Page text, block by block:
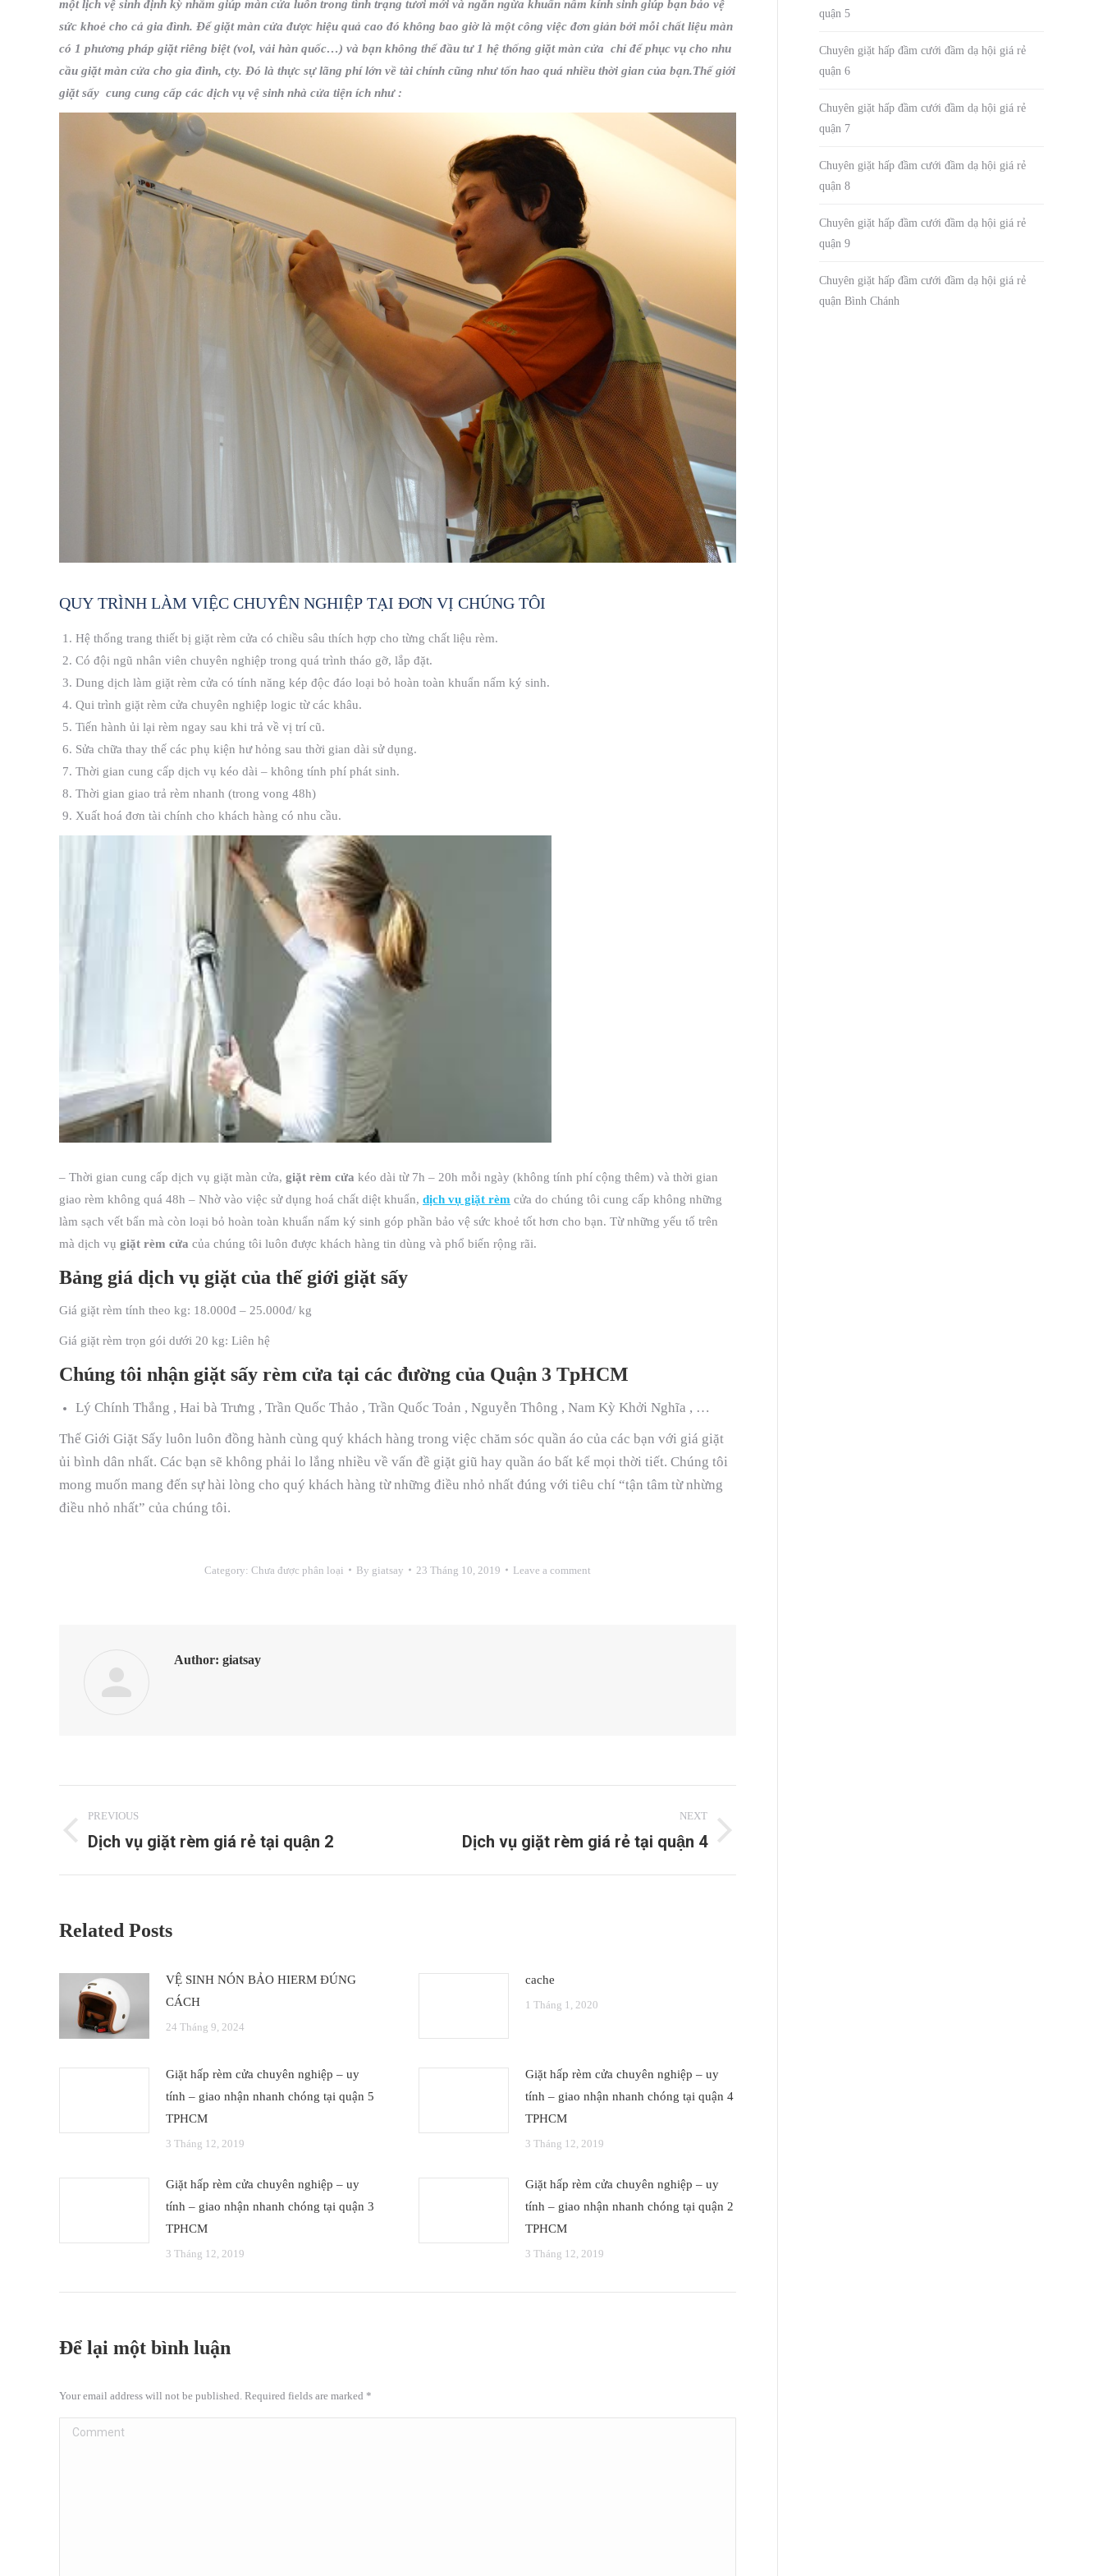
một lịch vệ sinh định kỳ nhằm giúp màn cửa luôn trong tình trạng tươi mới và ngăn ngừa khuẩn nấm kính sinh giúp bạn bảo vệ
sức khoẻ cho cả gia đình. Để giặt màn cửa được hiệu quả cao đó không bao giờ là một công việc đơn giản bởi mỗi chất liệu màn
có 1 phương pháp giặt riêng biệt (vol, vải hàn quốc…) và bạn không thể đầu tư 1 hệ thống giặt màn cửa chỉ để phục vụ cho nhu
cầu giặt màn cửa cho gia đình, cty. Đó là thực sự lãng phí lớn về tài chính cũng như tốn hao quá nhiều thời gian của bạn.Thế giới
giặt sấy cung cung cấp các dịch vụ vệ sinh nhà cửa tiện ích như :
QUY TRÌNH LÀM VIỆC CHUYÊN NGHIỆP TẠI ĐƠN VỊ CHÚNG TÔI
Hệ thống trang thiết bị giặt rèm cửa có chiều sâu thích hợp cho từng chất liệu rèm.
Có đội ngũ nhân viên chuyên nghiệp trong quá trình tháo gỡ, lắp đặt.
Dung dịch làm giặt rèm cửa có tính năng kép độc đáo loại bỏ hoàn toàn khuẩn nấm ký sinh.
Qui trình giặt rèm cửa chuyên nghiệp logic từ các khâu.
Tiến hành ủi lại rèm ngay sau khi trả về vị trí cũ.
Sửa chữa thay thế các phụ kiện hư hỏng sau thời gian dài sử dụng.
Thời gian cung cấp dịch vụ kéo dài – không tính phí phát sinh.
Thời gian giao trả rèm nhanh (trong vong 48h)
Xuất hoá đơn tài chính cho khách hàng có nhu cầu.
– Thời gian cung cấp dịch vụ giặt màn cửa, giặt rèm cửa kéo dài từ 7h – 20h mỗi ngày (không tính phí cộng thêm) và thời gian
giao rèm không quá 48h – Nhờ vào việc sử dụng hoá chất diệt khuẩn, dịch vụ giặt rèm cửa do chúng tôi cung cấp không những
làm sạch vết bẩn mà còn loại bỏ hoàn toàn khuẩn nấm ký sinh góp phần bảo vệ sức khoẻ tốt hơn cho bạn. Từ những yếu tố trên
mà dịch vụ giặt rèm cửa của chúng tôi luôn được khách hàng tin dùng và phổ biến rộng rãi.
Bảng giá dịch vụ giặt của thế giới giặt sấy
Giá giặt rèm tính theo kg: 18.000đ – 25.000đ/ kg
Giá giặt rèm trọn gói dưới 20 kg: Liên hệ
Chúng tôi nhận giặt sấy rèm cửa tại các đường của Quận 3 TpHCM
Lý Chính Thắng , Hai bà Trưng , Trần Quốc Thảo , Trần Quốc Toản , Nguyễn Thông , Nam Kỳ Khởi Nghĩa , …
Thế Giới Giặt Sấy luôn luôn đồng hành cùng quý khách hàng trong việc chăm sóc quần áo của các bạn với giá giặt
ủi bình dân nhất. Các bạn sẽ không phải lo lắng nhiều về vấn đề giặt giũ hay quần áo bất kể mọi thời tiết. Chúng tôi
mong muốn mang đến sự hài lòng cho quý khách hàng từ những điều nhỏ nhất đúng với tiêu chí “tận tâm từ nhừng
điều nhỏ nhất” của chúng tôi.
Category: Chưa được phân loại By giatsay 23 Tháng 10, 2019 Leave a comment
Author: giatsay
NAVIGATION
PREVIOUS
Previous
Dịch vụ giặt rèm giá rẻ tại quận 2
NEXT
Dịch vụ giặt rèm giá rẻ tại quận 4
Related Posts
VỆ SINH NÓN BẢO HIERM ĐÚNG
CÁCH
24 Tháng 9, 2024
cache
1 Tháng 1, 2020
Giặt hấp rèm cửa chuyên nghiệp – uy
tính – giao nhận nhanh chóng tại quận 5
TPHCM
3 Tháng 12, 2019
Giặt hấp rèm cửa chuyên nghiệp – uy
tính – giao nhận nhanh chóng tại quận 4
TPHCM
3 Tháng 12, 2019
Giặt hấp rèm cửa chuyên nghiệp – uy
tính – giao nhận nhanh chóng tại quận 3
TPHCM
3 Tháng 12, 2019
Giặt hấp rèm cửa chuyên nghiệp – uy
tính – giao nhận nhanh chóng tại quận 2
TPHCM
3 Tháng 12, 2019
Để lại một bình luận
Your email address will not be published. Required fields are marked *
Comment
quận 5
Chuyên giặt hấp đầm cưới đầm dạ hội giá rẻ
quận 6
Chuyên giặt hấp đầm cưới đầm dạ hội giá rẻ
quận 7
Chuyên giặt hấp đầm cưới đầm dạ hội giá rẻ
quận 8
Chuyên giặt hấp đầm cưới đầm dạ hội giá rẻ
quận 9
Chuyên giặt hấp đầm cưới đầm dạ hội giá rẻ
quận Bình Chánh